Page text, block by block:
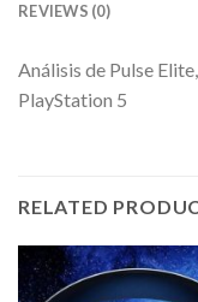
REVIEWS (0)
Análisis de Pulse
PlayStation 5
RELATED